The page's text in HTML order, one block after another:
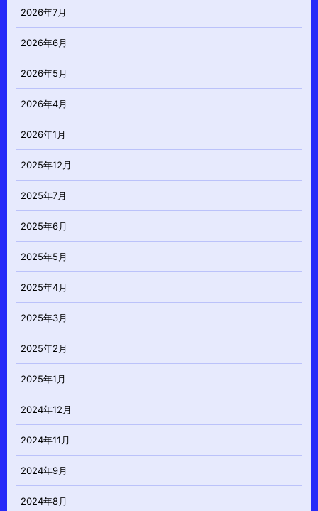
2026年7月
2026年6月
2026年5月
2026年4月
2026年1月
2025年12月
2025年7月
2025年6月
2025年5月
2025年4月
2025年3月
2025年2月
2025年1月
2024年12月
2024年11月
2024年9月
2024年8月